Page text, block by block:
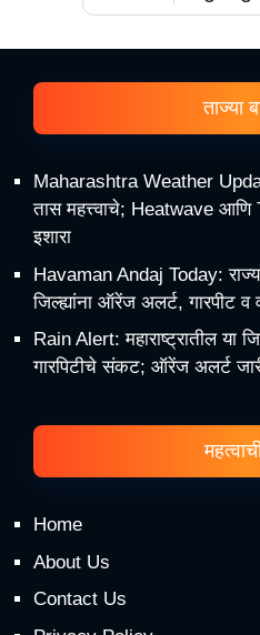
ताज्या
Maharashtra Weather
तास महत्त्वाचे; Heatwave
इशारा
Havaman Andaj Today:
जिल्ह्यांना ऑरेंज अलर्ट, गारपीट व
Rain Alert: महाराष्ट्रातील या
गारपिटीचे संकट; ऑरेंज अलर्ट
Home
About Us
Contact Us